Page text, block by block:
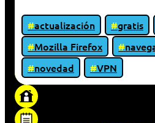
actualización gratis
Mozilla Firefox
novedad
VPN